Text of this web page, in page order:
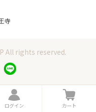
寺
All rights reserved.
ロ
グ
ログイン
カ
ー
カート